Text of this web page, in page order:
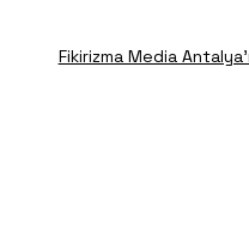
Fikirizma Media